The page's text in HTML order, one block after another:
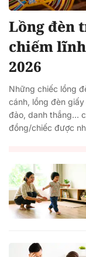
Lồng đèn
chiếm
2026
Những chiếc lồng
cánh, lồng đèn
đảo, danh thắng…
đồng/chiếc được